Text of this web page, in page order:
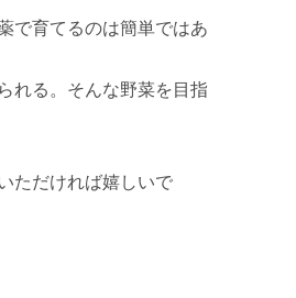
で育てるのは簡単ではあ
れる。そんな野菜を目指
ただければ嬉しいで